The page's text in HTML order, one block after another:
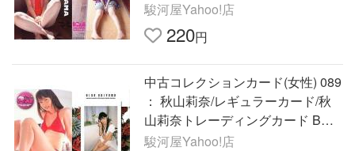
駿河屋Yahoo!店
220円
中古コレクションカード(女性) 089
： 秋山莉奈/レギュラーカード/秋
山莉奈トレーディングカード BOM
B CA
駿河屋Yahoo!店